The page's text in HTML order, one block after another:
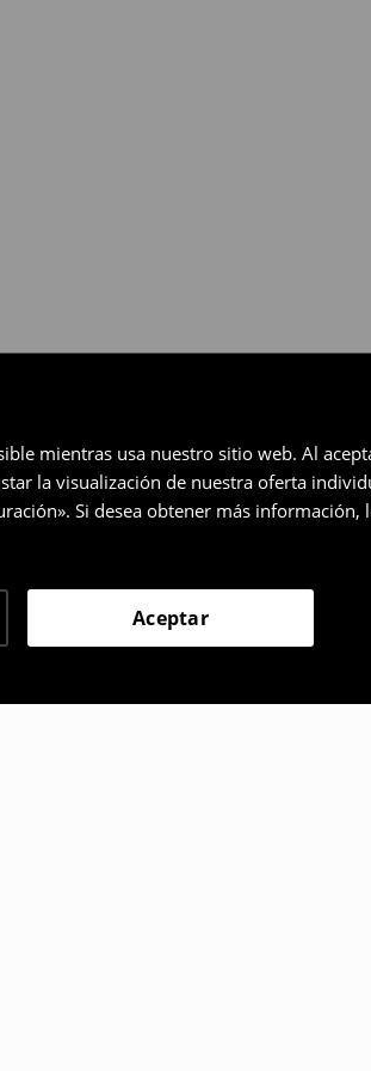
mientras usa nuestro sitio web. Al
la visualización de nuestra oferta
Si desea obtener más información,
Aceptar